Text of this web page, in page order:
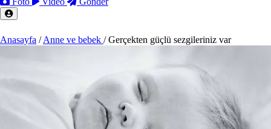
Anasayfa / Anne ve bebek / Gerçekten güçlü sezgileriniz var